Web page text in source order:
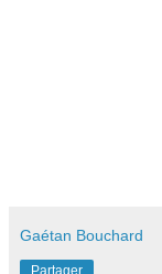
Gaétan Bouchard
Partager